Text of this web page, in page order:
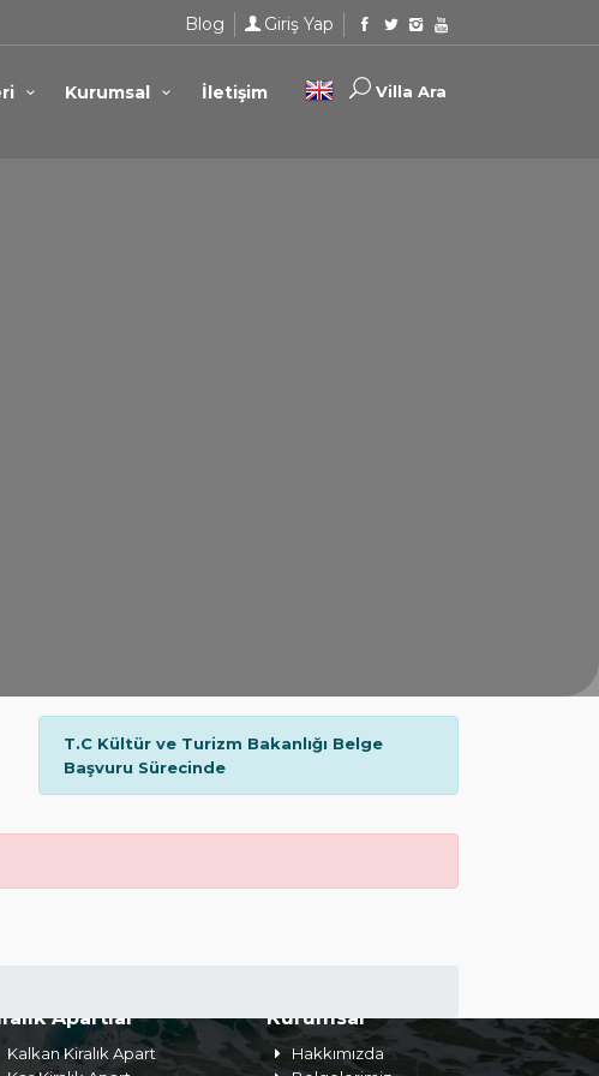
Blog Giriş Yap
Kurumsal İletişim Villa Ara
T.C Kültür ve Turizm Bakanlığı Belge
Başvuru Sürecinde
Apartlar
Kalkan Kiralık Apart
Kurumsal
Hakkımızda